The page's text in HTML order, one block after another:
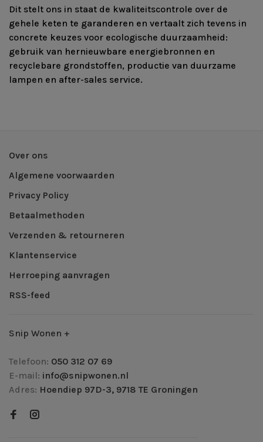
Dit stelt ons in staat de kwaliteitscontrole over de
gehele keten te garanderen en vertaalt zich tevens in
concrete keuzes voor ecologische duurzaamheid:
gebruik van hernieuwbare energiebronnen en
recyclebare grondstoffen, productie van duurzame
lampen en after-sales service.
Over ons
Algemene voorwaarden
Privacy Policy
Betaalmethoden
Verzenden & retourneren
Klantenservice
Herroeping aanvragen
RSS-feed
Snip Wonen +
Telefoon: 050 312 07 69
E-mail: info@snipwonen.nl
Adres: Hoendiep 97D-3, 9718 TE Groningen